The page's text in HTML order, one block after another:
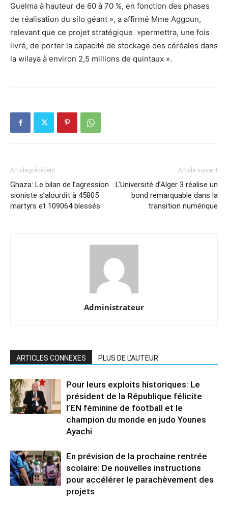
Guelma à hauteur de 60 à 70 %, en fonction des phases
de réalisation du silo géant », a affirmé Mme Aggoun,
relevant que ce projet stratégique »permettra, une fois
livré, de porter la capacité de stockage des céréales dans
la wilaya à environ 2,5 millions de quintaux ».
Article précédent
Ghaza: Le bilan de l’agression
sioniste s’alourdit à 45805
martyrs et 109064 blessés
Article suivant
L’Université d’Alger 3 réalise un
bond remarquable dans la
transition numérique
Administrateur
ARTICLES CONNEXES PLUS DE L'AUTEUR
Pour leurs exploits historiques: Le
président de la République félicite
l’EN féminine de football et le
champion du monde en judo Younes
Ayachi
En prévision de la prochaine rentrée
scolaire: De nouvelles instructions
pour accélérer le parachèvement des
projets